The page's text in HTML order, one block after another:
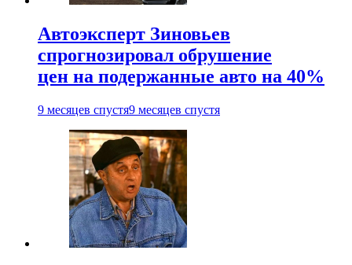
Автоэксперт Зиновьев
спрогнозировал обрушение
цен на подержанные авто на 40%
9 месяцев спустя9 месяцев спустя